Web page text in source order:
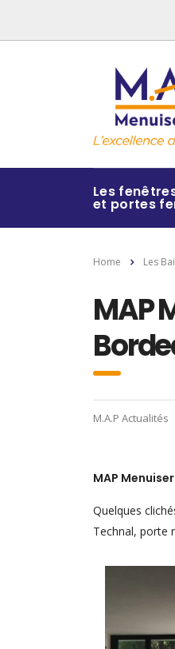
Les
et portes
Home Les
MAP
M.A.P Actualités
MAP
Quelques
Technal, porte